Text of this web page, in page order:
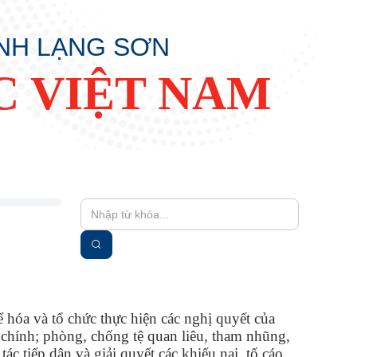
LẠNG SƠN
VIỆT NAM
và tổ chức thực hiện các nghị quyết của
phòng, chống tệ quan liêu, tham nhũng,
tiếp dân và giải quyết các khiếu nại, tố cáo